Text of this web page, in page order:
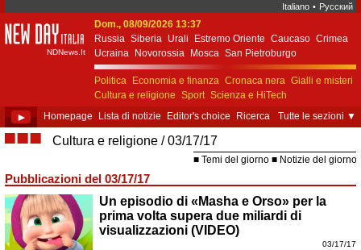
Italiano • Русский
New Day Italia
NDNews.It
Dom., 08/09/2026 13:37
Russia Siberia Urali Estremo Oriente Caucaso Crimea
Ucraina
Novorossia Mosca San Pietroburgo
Ekaterinburgo Kiev Simferopol
Sebastopoli
Politica
Economia e finanza Cronaca nera Gialli e misteri
Cultura e religione Sport Scienza e HiTech
Costume e società
Unione Europea
► Homepage Lista di notizie Editor's choice Ricerca Tutte le sezioni ▼
■■■ Cultura e religione 03/17/17
Temi del giorno Notizie del giorno
Pubblicazioni del 03/17/17
Un episodio di «Masha e Orso» per la
prima volta supera due miliardi di
visualizzazioni (VIDEO)
03/17/17